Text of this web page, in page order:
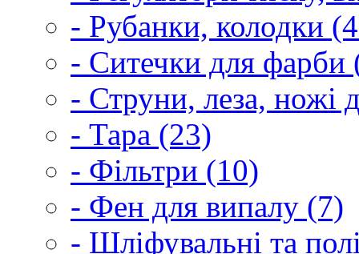
- Рубанки, колодки
- Ситечки для фарби
- Струни, леза, ножі
- Тара (23)
- Фільтри (10)
- Фен для випалу (7)
- Шліфувальні та